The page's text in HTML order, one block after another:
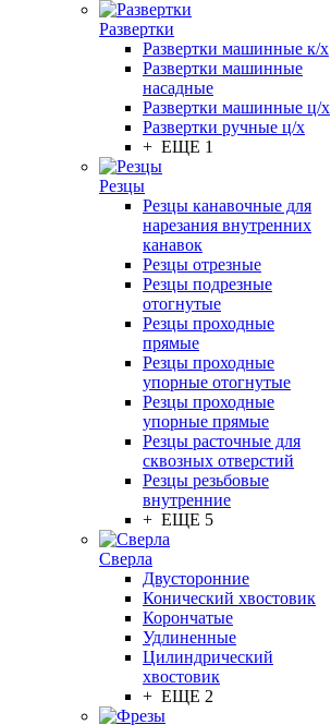
Развертки
Развертки машинные к/х
Развертки машинные
насадные
Развертки машинные ц/х
Развертки ручные ц/х
+ ЕЩЕ 1
Резцы
Резцы канавочные для
нарезания внутренних
канавок
Резцы отрезные
Резцы подрезные
отогнутые
Резцы проходные
прямые
Резцы проходные
упорные отогнутые
Резцы проходные
упорные прямые
Резцы расточные для
сквозных отверстий
Резцы резьбовые
внутренние
+ ЕЩЕ 5
Сверла
Двусторонние
Конический хвостовик
Корончатые
Удлиненные
Цилиндрический
хвостовик
+ ЕЩЕ 2